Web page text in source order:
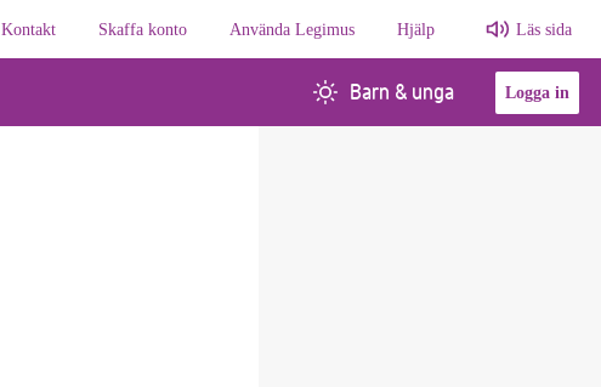
Kontakt
Skaffa konto Använda Legimus Hjälp Läs sida
Barn & unga Logga in